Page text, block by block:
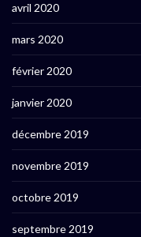
avril 2020
mars 2020
février 2020
janvier 2020
décembre 2019
novembre 2019
octobre 2019
septembre 2019